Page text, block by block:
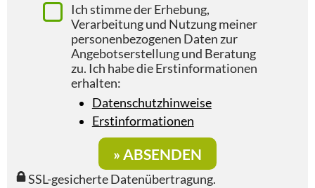
Ich stimme der Erhebung,
Verarbeitung und Nutzung meiner
personenbezogenen Daten zur
Angebotserstellung und Beratung
zu. Ich habe die Erstinformationen
erhalten:
Datenschutzhinweise
Erstinformationen
SSL-gesicherte Datenübertragung.